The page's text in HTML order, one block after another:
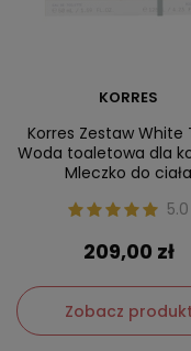
KORRES
Korres Zestaw White
Woda toaletowa dla
Mleczko do ciała
5.0
209,00 zł
Zobacz produkt